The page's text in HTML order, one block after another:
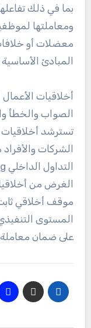
بما في ذلك
ومعاملتها
معضلات أو
المبادئ
أخلاقيات
الصواب والخطأ
تسترشد أخلاقيات
الشركات
التداول الداخلي insider trading والتمييز والرشوة.
الغرض من
موقف أخلاقي
المستوى
على ضمان